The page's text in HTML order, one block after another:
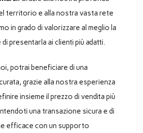
territorio e alla nostra vasta rete
in grado di valorizzare al meglio la
presentarla ai clienti più adatti.
potrai beneficiare di una
grazie alla nostra esperienza
insieme il prezzo di vendita più
una transazione sicura e di
efficace con un supporto